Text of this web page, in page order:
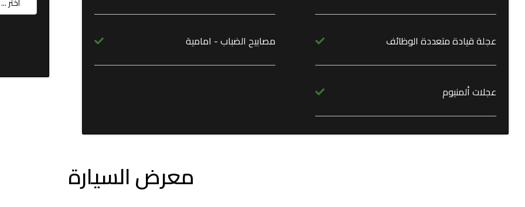
عجلة قيادة متعددة الوظائف مصابيح الضباب - امامية
عجلات ألمنيوم
معرض السيارة